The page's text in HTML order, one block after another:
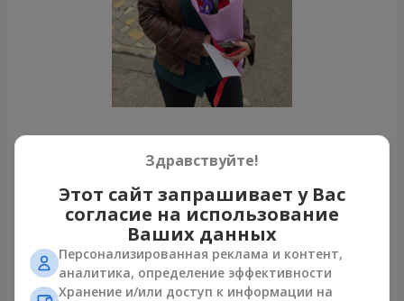
Все фото доставок
Заказать этот товар
Наши клиенты
Здравствуйте!
Этот сайт запрашивает у Вас
согласие на использование
Ваших данных
Персонализированная реклама и контент,
аналитика, определение эффективности
Хранение и/или доступ к информации на